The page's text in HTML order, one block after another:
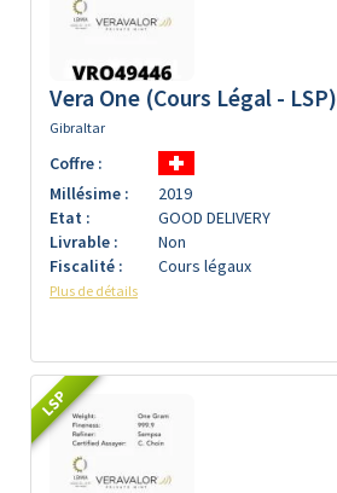
Vera One (Cours Légal - LSP)
Gibraltar
Coffre :
Millésime :
2019
Etat :
GOOD DELIVERY
Livrable :
Non
Fiscalité :
Cours légaux
Plus de détails
LSP